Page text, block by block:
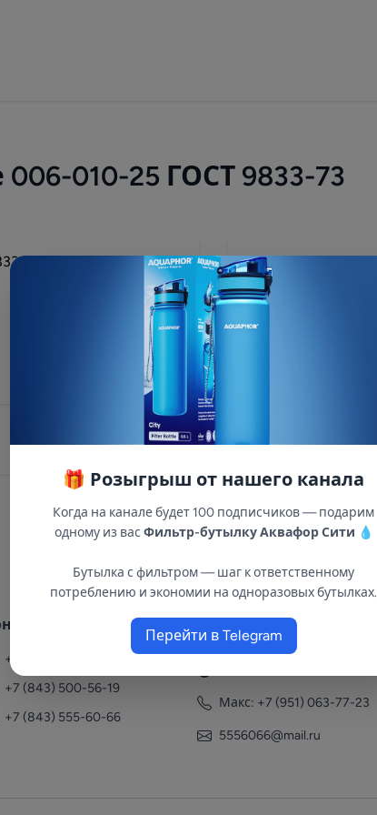
010-25 ГОСТ 9833-73
28 ₽
Остатки:
+7 (843) 558-78-43
+7 (843) 500-56-19
+7 (843) 555-60-66
+7 (951) 063-77-23
Макс: +7 (951) 063-77-23
5556066@mail.ru
🎁 Розыгрыш от нашего канала
Когда на канале будет 100 подписчиков — подарим
одному из вас Фильтр-бутылку Аквафор Сити 💧
Бутылка с фильтром — шаг к ответственному
потреблению и экономии на одноразовых бутылках.
Перейти в Telegram